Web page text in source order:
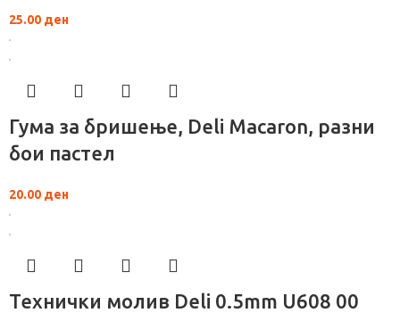
25.00 ден
Гума за бришење, Deli Macaron, разни
бои пастел
20.00 ден
Технички молив Deli 0.5mm U608 00